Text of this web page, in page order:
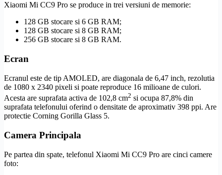
Xiaomi Mi CC9 Pro se produce in trei versiuni de memorie:
128 GB stocare si 6 GB RAM;
128 GB stocare si 8 GB RAM;
256 GB stocare si 8 GB RAM.
Ecran
Ecranul este de tip AMOLED, are diagonala de 6,47 inch, rezolutia
de 1080 x 2340 pixeli si poate reproduce 16 milioane de culori.
Acesta are suprafata activa de 102,8 cm2 si ocupa 87,8% din
suprafata telefonului oferind o densitate de aproximativ 398 ppi. Are
protectie Corning Gorilla Glass 5.
Camera Principala
Pe partea din spate, telefonul Xiaomi Mi CC9 Pro are cinci camere
foto: